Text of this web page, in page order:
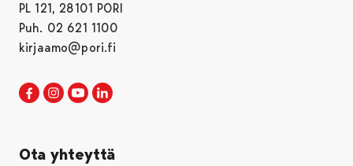
PL 121, 28101 PORI
Puh. 02 621 1100
kirjaamo@pori.fi
Porin kaupunki Facebookissa
Avautuu uudessa välilehdessä
Porin kaupunki Instagramissa
Avautuu uudessa välilehdessä
Porin kaupunki Youtubessa
Avautuu uudessa välilehdessä
Ota yhteyttä